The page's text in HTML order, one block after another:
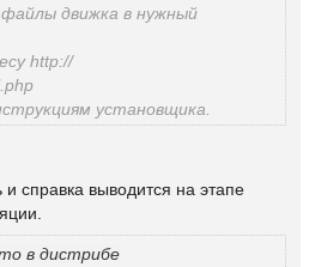
движка в нужный
http://
установщика.
и справка выводится на этапе
в дистрибе